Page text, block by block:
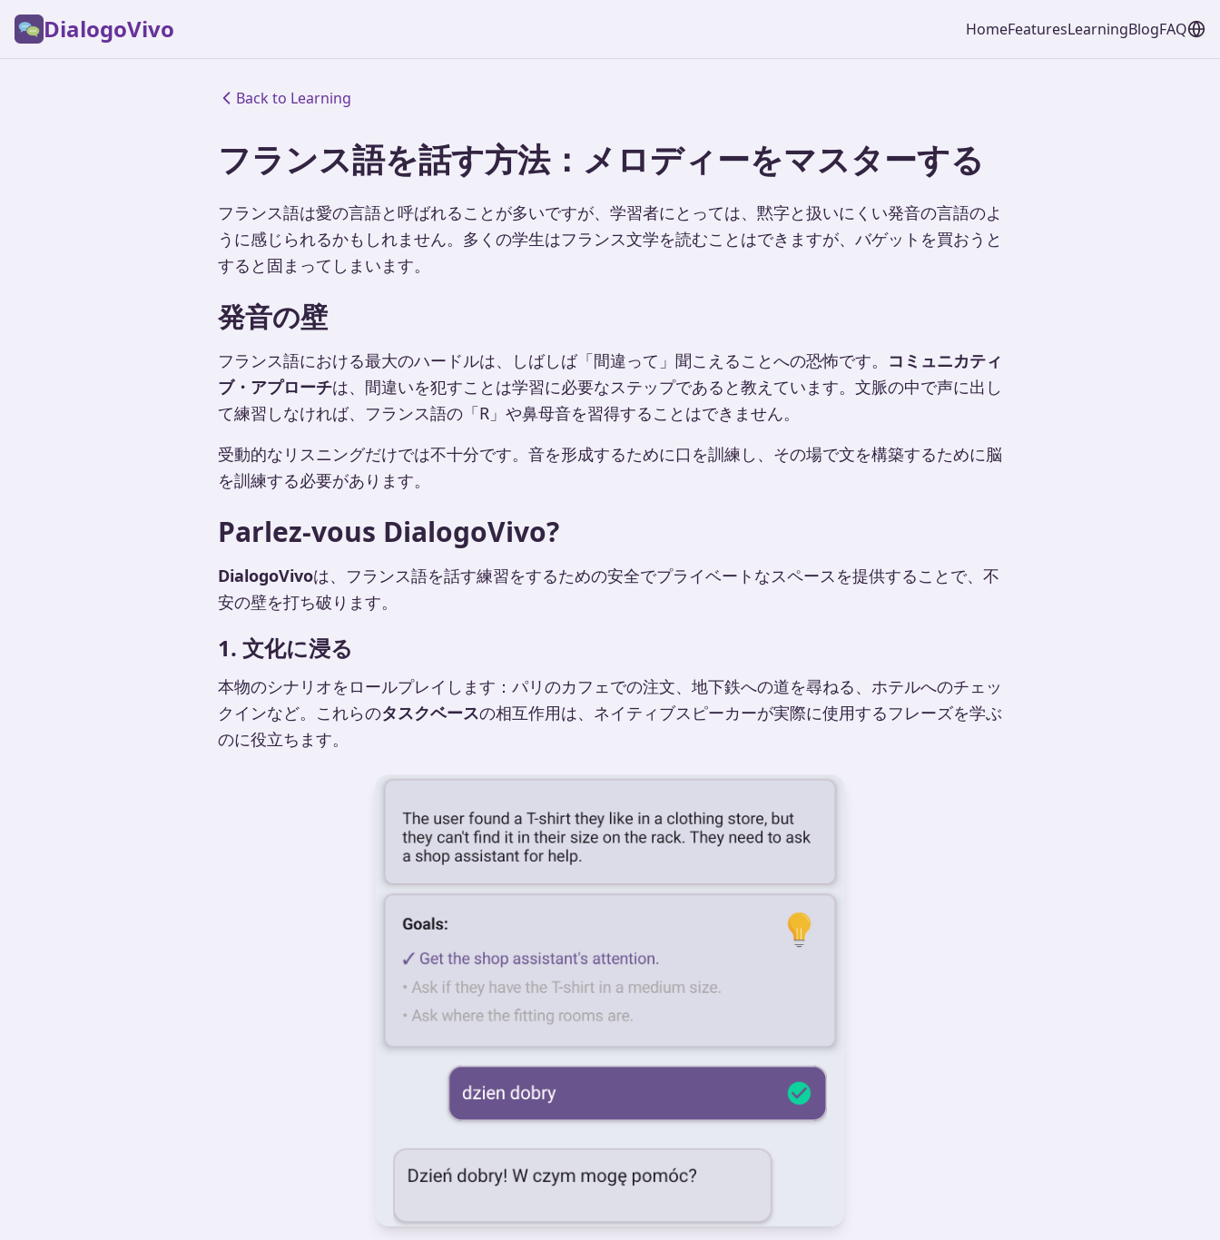
DialogoVivo HomeFeaturesLearningBlogFAQ
Back to Learning
フランス語を話す方法：メロディーをマスターする
フランス語は愛の言語と呼ばれることが多いですが、学習者にとっては、黙字と扱いにくい発音の言語のよ
うに感じられるかもしれません。多くの学生はフランス文学を読むことはできますが、バゲットを買おうと
すると固まってしまいます。
発音の壁
フランス語における最大のハードルは、しばしば「間違って」聞こえることへの恐怖です。 コミュニカティ
ブ・アプローチは、間違いを犯すことは学習に必要なステップであると教えています。文脈の中で声に出し
て練習しなければ、フランス語の「R」や鼻母音を習得することはできません。
受動的なリスニングだけでは不十分です。音を形成するために口を訓練し、その場で文を構築するために脳
を訓練する必要があります。
Parlez-vous DialogoVivo?
DialogoVivoは、フランス語を話す練習をするための安全でプライベートなスペースを提供することで、不
安の壁を打ち破ります。
1. 文化に浸る
本物のシナリオをロールプレイします：パリのカフェでの注文、地下鉄への道を尋ねる、ホテルへのチェッ
クインなど。これらのタスクベースの相互作用は、ネイティブスピーカーが実際に使用するフレーズを学ぶ
のに役立ちます。